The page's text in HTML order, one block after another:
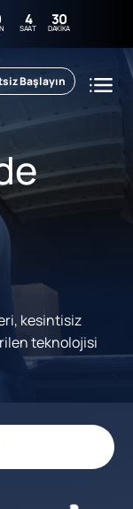
4
SAAT 30
DAKIKA
Başlayın
kesintisiz
teknolojisi